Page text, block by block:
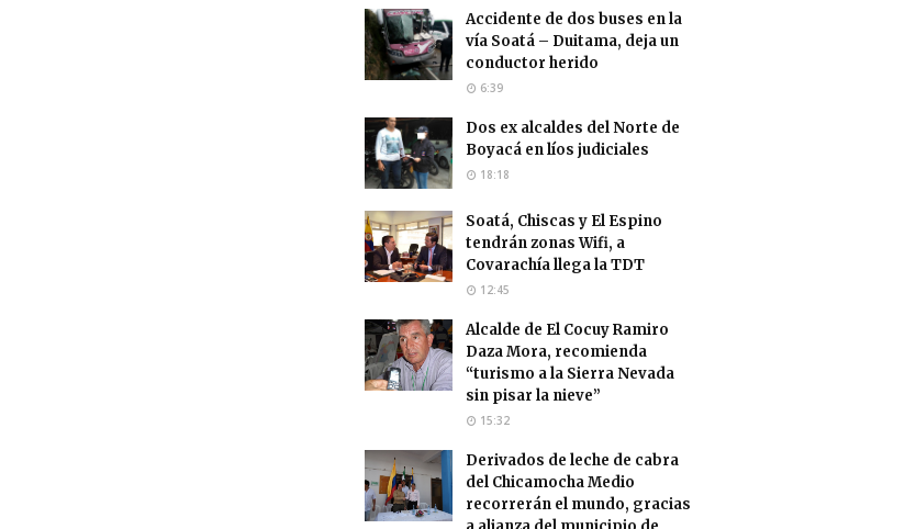
Accidente de dos buses en la
vía Soatá – Duitama, deja un
conductor herido
6:39
Dos ex alcaldes del Norte de
Boyacá en líos judiciales
18:18
Soatá, Chiscas y El Espino
tendrán zonas Wifi, a
Covarachía llega la TDT
12:45
Alcalde de El Cocuy Ramiro
Daza Mora, recomienda
“turismo a la Sierra Nevada
sin pisar la nieve”
15:32
Derivados de leche de cabra
del Chicamocha Medio
recorrerán el mundo, gracias